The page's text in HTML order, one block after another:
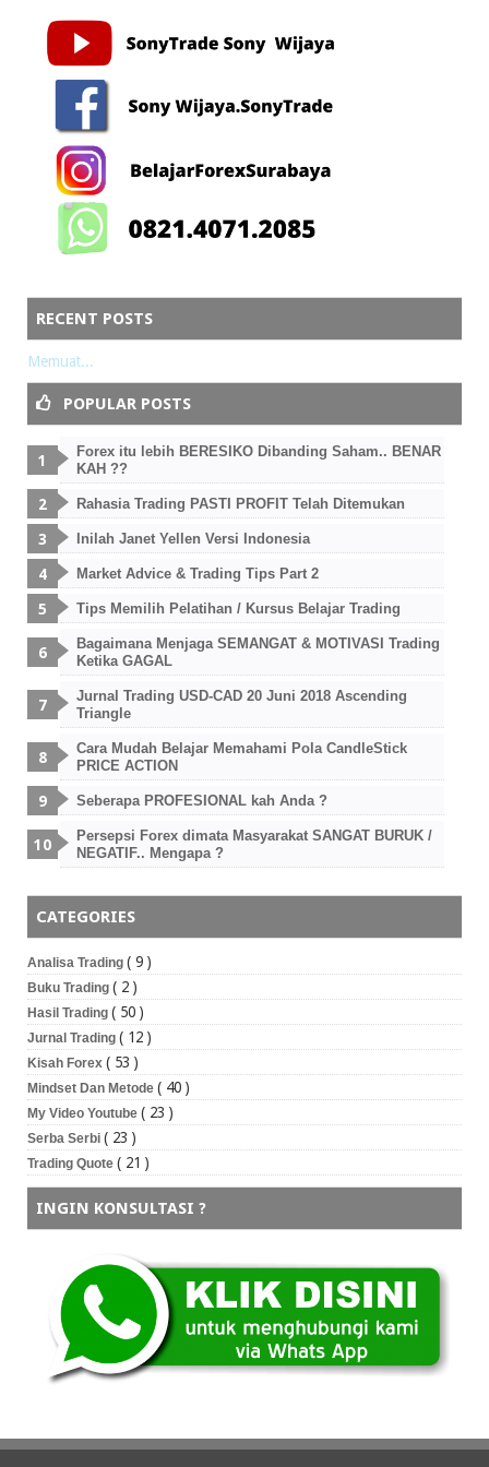
RECENT POSTS
Memuat...
POPULAR POSTS
Forex itu lebih BERESIKO Dibanding Saham.. BENAR
KAH ??
Rahasia Trading PASTI PROFIT Telah Ditemukan
Inilah Janet Yellen Versi Indonesia
Market Advice & Trading Tips Part 2
Tips Memilih Pelatihan / Kursus Belajar Trading
Bagaimana Menjaga SEMANGAT & MOTIVASI Trading
Ketika GAGAL
Jurnal Trading USD-CAD 20 Juni 2018 Ascending
Triangle
Cara Mudah Belajar Memahami Pola CandleStick
PRICE ACTION
Seberapa PROFESIONAL kah Anda ?
Persepsi Forex dimata Masyarakat SANGAT BURUK /
NEGATIF.. Mengapa ?
CATEGORIES
Analisa Trading ( 9 )
Buku Trading ( 2 )
Hasil Trading ( 50 )
Jurnal Trading ( 12 )
Kisah Forex ( 53 )
Mindset Dan Metode ( 40 )
My Video Youtube ( 23 )
Serba Serbi ( 23 )
Trading Quote ( 21 )
INGIN KONSULTASI ?